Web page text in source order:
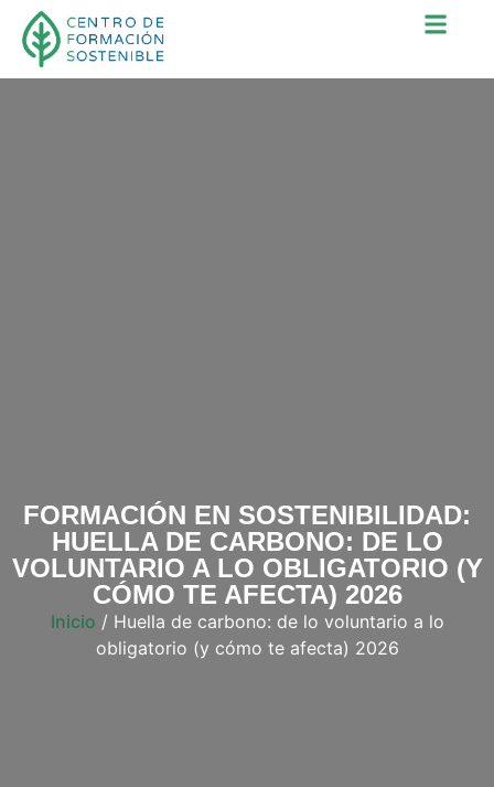
FORMACIÓN EN SOSTENIBILIDAD:
HUELLA DE CARBONO: DE LO
VOLUNTARIO A LO OBLIGATORIO (Y
CÓMO TE AFECTA) 2026
Inicio / Huella de carbono: de lo voluntario a lo
obligatorio (y cómo te afecta) 2026